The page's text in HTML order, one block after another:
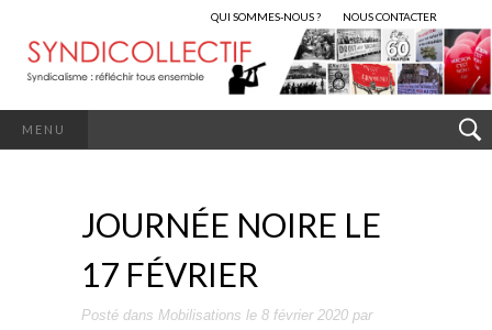
QUI SOMMES-NOUS ? NOUS CONTACTER
MENU
JOURNÉE NOIRE LE
17 FÉVRIER
Posté dans Mobilisations le 8 février 2020 par